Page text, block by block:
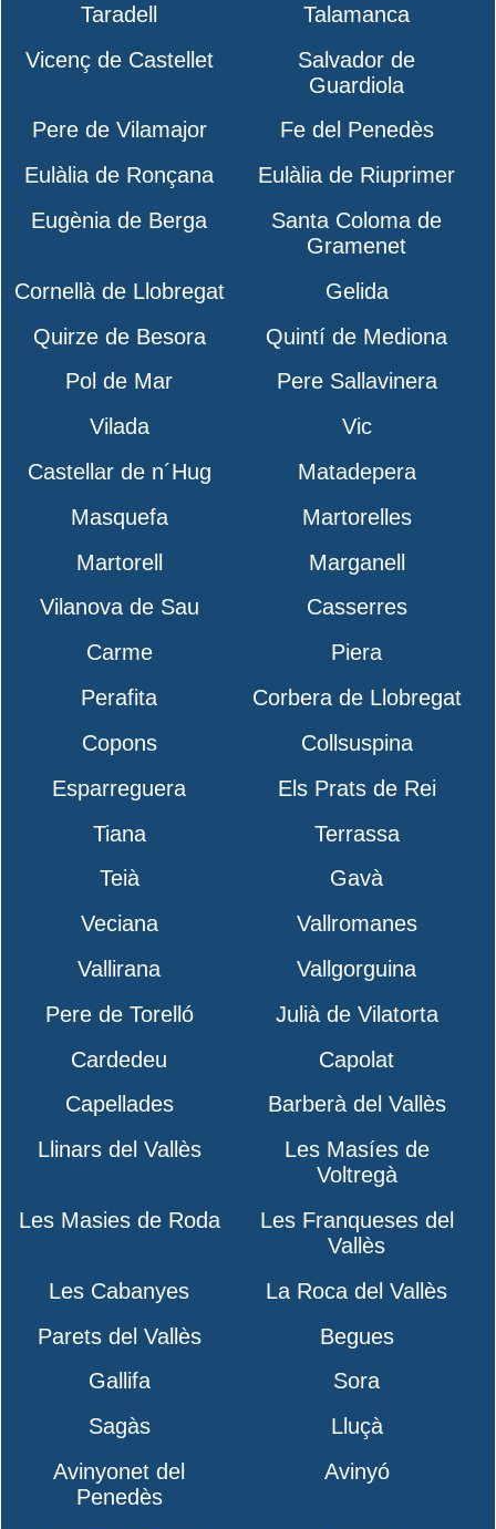
Taradell
Talamanca
Vicenç de Castellet
Salvador de
Guardiola
Pere de Vilamajor
Fe del Penedès
Eulàlia de Ronçana
Eulàlia de Riuprimer
Eugènia de Berga
Santa Coloma de
Gramenet
Cornellà de Llobregat
Gelida
Quirze de Besora
Quintí de Mediona
Pol de Mar
Pere Sallavinera
Vilada
Vic
Castellar de n´Hug
Matadepera
Masquefa
Martorelles
Martorell
Marganell
Vilanova de Sau
Casserres
Carme
Piera
Perafita
Corbera de Llobregat
Copons
Collsuspina
Esparreguera
Els Prats de Rei
Tiana
Terrassa
Teià
Gavà
Veciana
Vallromanes
Vallirana
Vallgorguina
Pere de Torelló
Julià de Vilatorta
Cardedeu
Capolat
Capellades
Barberà del Vallès
Llinars del Vallès
Les Masíes de
Voltregà
Les Masies de Roda
Les Franqueses del
Vallès
Les Cabanyes
La Roca del Vallès
Parets del Vallès
Begues
Gallifa
Sora
Sagàs
Lluçà
Avinyonet del
Penedès
Avinyó